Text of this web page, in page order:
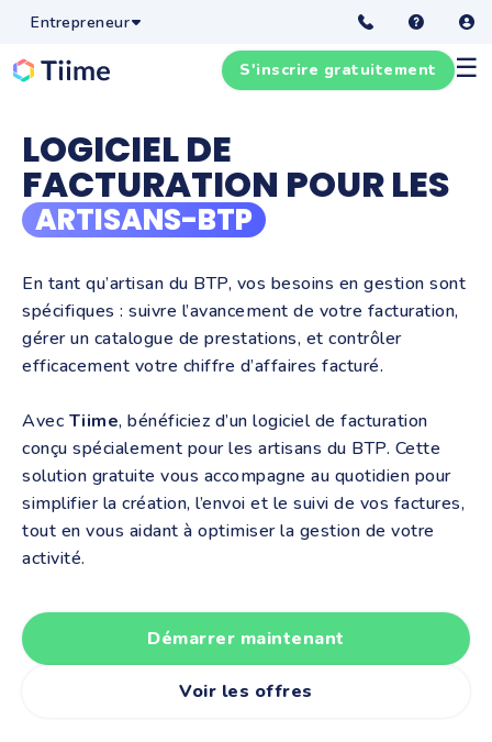
Entrepreneur
☰
S'inscrire gratuitement
LOGICIEL DE
FACTURATION POUR LES
ARTISANS-BTP
En tant qu’artisan du BTP, vos besoins en gestion sont
spécifiques : suivre l’avancement de votre facturation,
gérer un catalogue de prestations, et contrôler
efficacement votre chiffre d’affaires facturé.
Avec Tiime, bénéficiez d’un logiciel de facturation
conçu spécialement pour les artisans du BTP. Cette
solution gratuite vous accompagne au quotidien pour
simplifier la création, l’envoi et le suivi de vos factures,
tout en vous aidant à optimiser la gestion de votre
activité.
Démarrer maintenant
Voir les offres